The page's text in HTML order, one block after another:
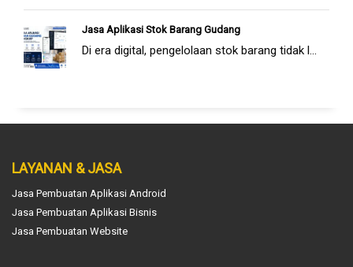
Jasa Aplikasi Stok Barang Gudang
Di era digital, pengelolaan stok barang tidak l...
LAYANAN & JASA
Jasa Pembuatan Aplikasi Android
Jasa Pembuatan Aplikasi Bisnis
Jasa Pembuatan Website